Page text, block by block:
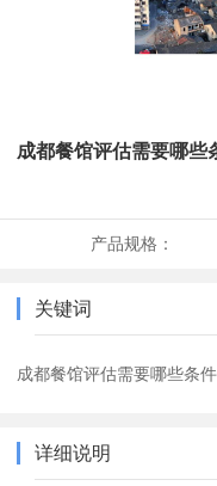
成都餐馆评估需要哪些
产品规格：
关键词
成都餐馆评估需要哪些条件
详细说明